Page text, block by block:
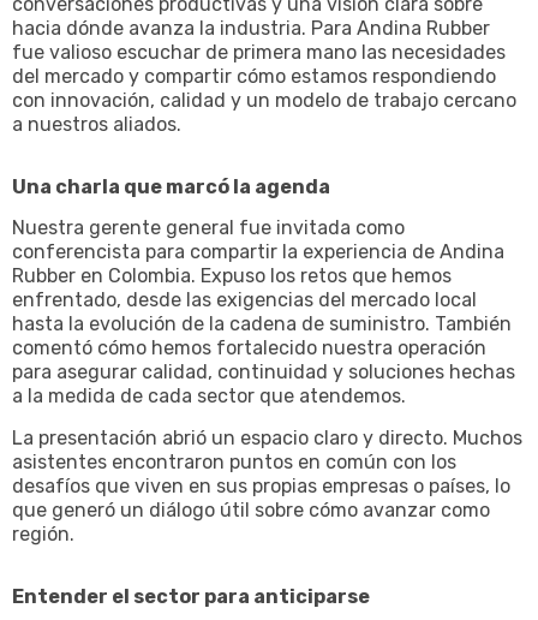
hacia dónde avanza la industria. Para Andina Rubber
fue valioso escuchar de primera mano las necesidades
del mercado y compartir cómo estamos respondiendo
con innovación, calidad y un modelo de trabajo cercano
a nuestros aliados.
Una charla que marcó la agenda
Nuestra gerente general fue invitada como
conferencista para compartir la experiencia de Andina
Rubber en Colombia. Expuso los retos que hemos
enfrentado, desde las exigencias del mercado local
hasta la evolución de la cadena de suministro. También
comentó cómo hemos fortalecido nuestra operación
para asegurar calidad, continuidad y soluciones hechas
a la medida de cada sector que atendemos.
La presentación abrió un espacio claro y directo. Muchos
asistentes encontraron puntos en común con los
desafíos que viven en sus propias empresas o países, lo
que generó un diálogo útil sobre cómo avanzar como
región.
Entender el sector para anticiparse